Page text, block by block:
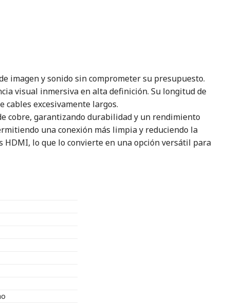
imagen y sonido sin comprometer su presupuesto.
visual inmersiva en alta definición. Su longitud de
cables excesivamente largos.
cobre, garantizando durabilidad y un rendimiento
una conexión más limpia y reduciendo la
HDMI, lo que lo convierte en una opción versátil para